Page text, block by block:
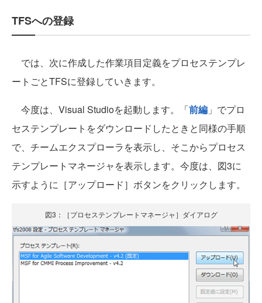
TFSへの登録
では、次に作成した作業項目定義をプロセステンプレ
ートごとTFSに登録していきます。
今度は、Visual Studioを起動します。「前編 」でプロ
セステンプレートをダウンロードしたときと同様の手順
で、チームエクスプローラを表示し、そこからプロセス
テンプレートマネージャを表示します。今度は、図3に
示すように［アップロード］ボタンをクリックします。
図3：［プロセステンプレートマネージャ］ダイアログ